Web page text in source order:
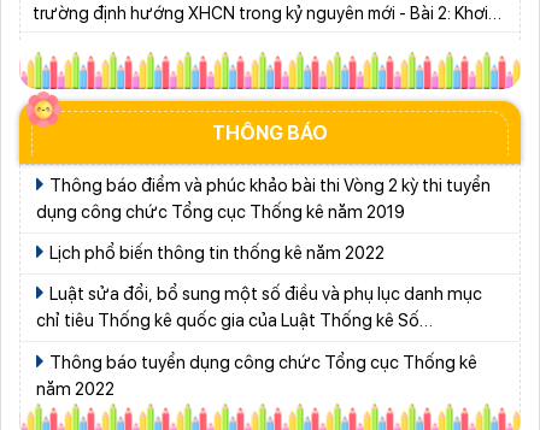
theo và hết)
sàng cho năm học 2026 - 2027
Giữ vững nền tảng tư tưởng của Ðảng từ học đường
Từ khát vọng dân giàu, nước mạnh đến lý luận kinh tế thị
trường định hướng XHCN trong kỷ nguyên mới - Bài 1: Khẳng
Phường Xuân Trường – Đà Lạt: trang bị kiến thức, kỹ năng
phòng, chống đuối nước và sơ cấp cứu cho thanh thiếu nhi
ngành năm 2026
Sáng đèn công trường để kịp năm học mới
Phó Chủ tịch UBND tỉnh Lâm Đồng Nguyễn Minh kiểm tra
tiến độ Dự án Trường TH&THCS Xuân Hương
Bộ Giáo dục và Đào tạo ban hành khung thời gian năm học
từ năm học 2026–2027
THÔNG BÁO
dụng công chức Tổng cục Thống kê năm 2019
Lịch phổ biến thông tin thống kê năm 2022
chỉ tiêu Thống kê quốc gia của Luật Thống kê Số
năm 2022